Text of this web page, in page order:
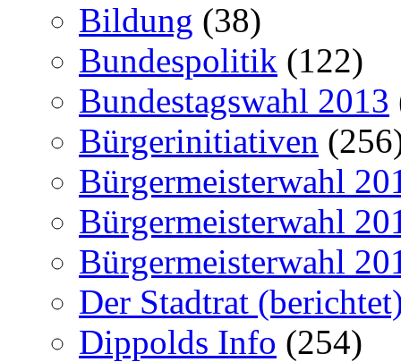
Bildung (38)
Bundespolitik (122)
Bundestagswahl 2013
Bürgerinitiativen
Bürgermeisterwahl
Bürgermeisterwahl
Bürgermeisterwahl
Der Stadtrat
Dippolds Info (254)